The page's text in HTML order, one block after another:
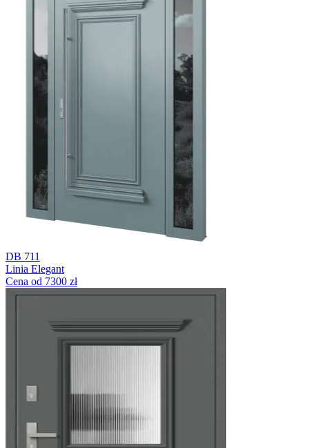
DB 711
Linia Elegant
Cena od 7300 zł